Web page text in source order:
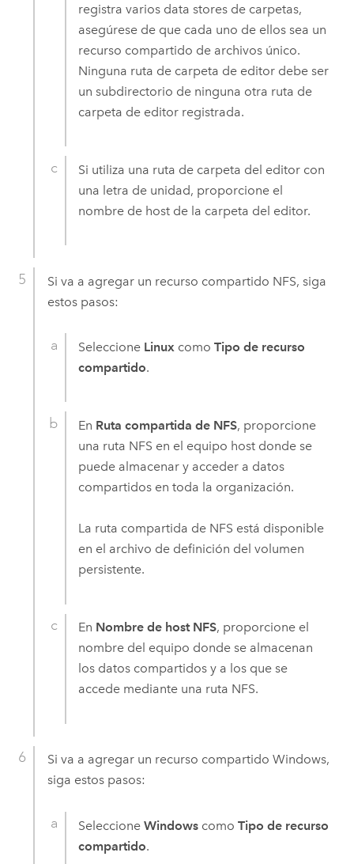
registra varios data stores de carpetas,
asegúrese de que cada uno de ellos sea un
recurso compartido de archivos único.
Ninguna ruta de carpeta de editor debe ser
un subdirectorio de ninguna otra ruta de
carpeta de editor registrada.
Si utiliza una ruta de carpeta del editor con
una letra de unidad, proporcione el
nombre de host de la carpeta del editor.
Si va a agregar un recurso compartido NFS, siga
estos pasos:
Seleccione Linux comoTipo de recurso
compartido.
En Ruta compartida de NFS, proporcione
una ruta NFS en el equipo host donde se
puede almacenar y acceder a datos
compartidos en toda la organización.
La ruta compartida de NFS está disponible
en el archivo de definición del volumen
persistente.
En Nombre de host NFS, proporcione el
nombre del equipo donde se almacenan
los datos compartidos y a los que se
accede mediante una ruta NFS.
Si va a agregar un recurso compartido Windows,
siga estos pasos:
SeleccioneWindows comoTipo de recurso
compartido.